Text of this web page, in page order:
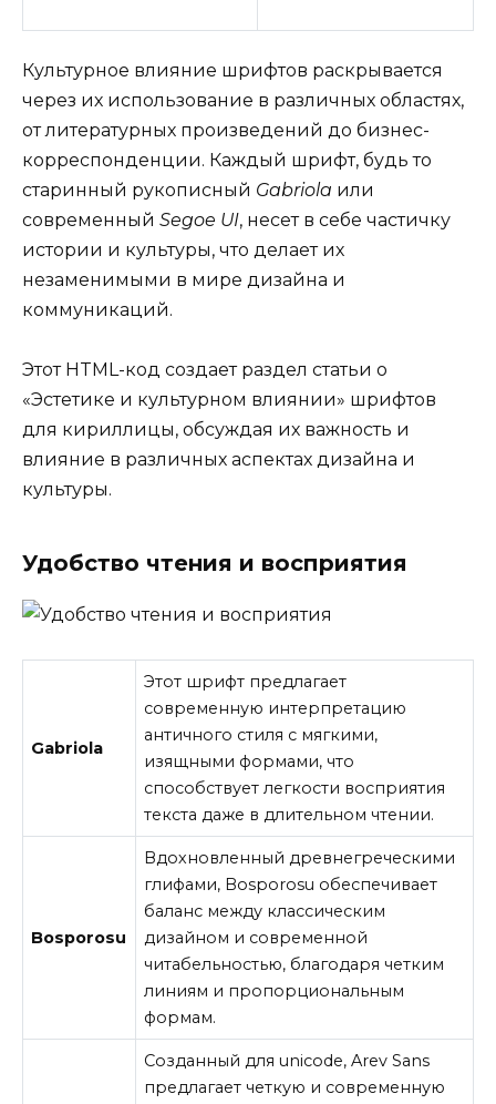
Культурное влияние шрифтов раскрывается
через их использование в различных областях,
от литературных произведений до бизнес-
корреспонденции. Каждый шрифт, будь то
старинный рукописный Gabriola или
современный Segoe UI, несет в себе частичку
истории и культуры, что делает их
незаменимыми в мире дизайна и
коммуникаций.
Этот HTML-код создает раздел статьи о
«Эстетике и культурном влиянии» шрифтов
для кириллицы, обсуждая их важность и
влияние в различных аспектах дизайна и
культуры.
Удобство чтения и восприятия
Gabriola
Этот шрифт предлагает
современную интерпретацию
античного стиля с мягкими,
изящными формами, что
способствует легкости восприятия
текста даже в длительном чтении.
Bosporosu
Вдохновленный древнегреческими
глифами, Bosporosu обеспечивает
баланс между классическим
дизайном и современной
читабельностью, благодаря четким
линиям и пропорциональным
формам.
Созданный для unicode, Arev Sans
предлагает четкую и современную